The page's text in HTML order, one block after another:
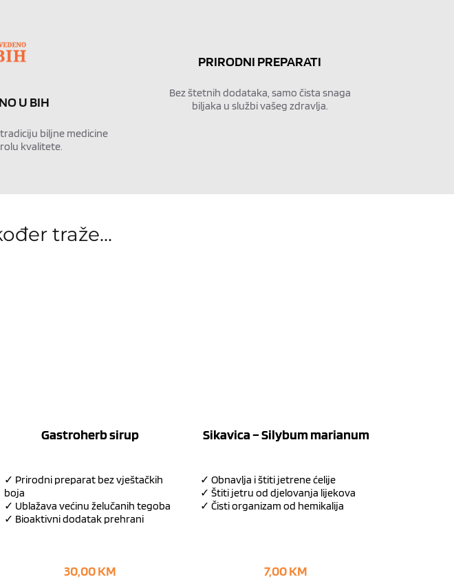
U BIH
biljne medicine
kvalitete.
PRIRODNI PREPARATI
Bez štetnih dodataka, samo čista snaga
biljaka u službi vašeg zdravlja.
traže...
Gastroherb sirup
✓ Prirodni preparat bez vještačkih
boja
✓ Ublažava većinu želučanih tegoba
✓ Bioaktivni dodatak prehrani
30,00KM
Sikavica – Silybum marianum
✓ Obnavlja i štiti jetrene ćelije
✓ Štiti jetru od djelovanja lijekova
✓ Čisti organizam od hemikalija
7,00KM